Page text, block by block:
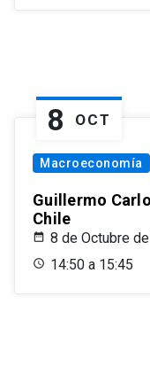
8 OCT
Macroeconomía
Guillermo
Chile
8 de Octubre
14:50 a 15:45